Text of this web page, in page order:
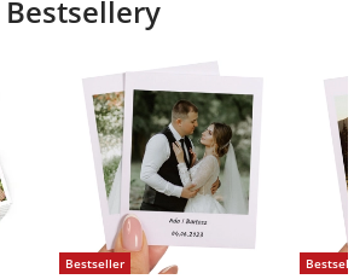
Bestsellery
Bestseller